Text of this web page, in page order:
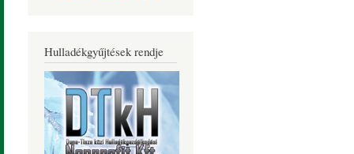
Hulladékgyűjtések rendje